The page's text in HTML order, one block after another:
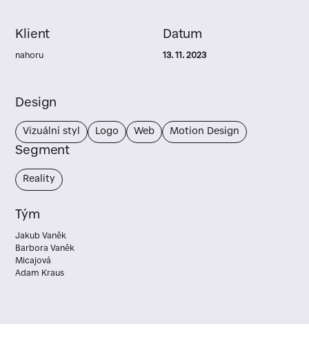
Klient
nahoru
Datum
13. 11. 2023
Design
Vizuální styl Logo Web Motion Design
Segment
Reality
Tým
Jakub Vaněk
Barbora Vaněk
Micajová
Adam Kraus